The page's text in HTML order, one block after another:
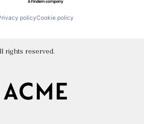
policyCookie policy
rights reserved.